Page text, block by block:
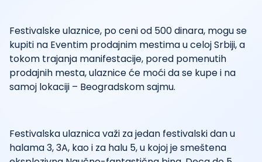
Festivalske ulaznice, po ceni od 500 dinara, mogu se
kupiti na Eventim prodajnim mestima u celoj Srbiji, a
tokom trajanja manifestacije, pored pomenutih
prodajnih mesta, ulaznice će moći da se kupe i na
samoj lokaciji – Beogradskom sajmu.
Festivalska ulaznica važi za jedan festivalski dan u
halama 3, 3A, kao i za halu 5, u kojoj je smeštena